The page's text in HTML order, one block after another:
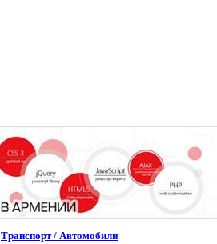
Транспорт / Автомобили